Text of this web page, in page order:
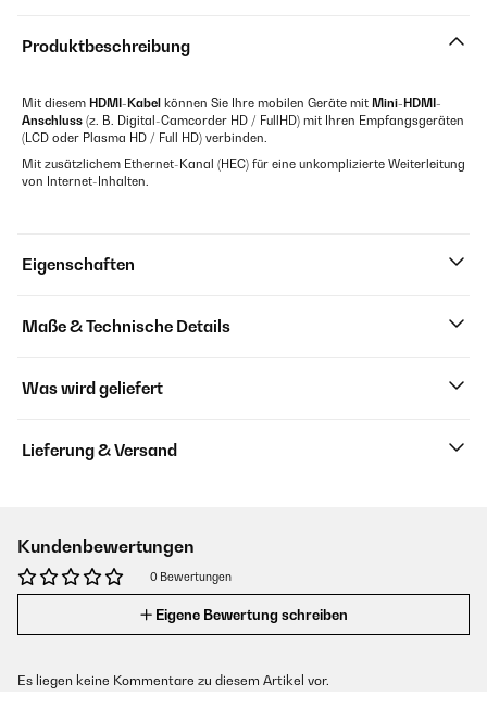
Produktbeschreibung
Mit diesem HDMI-Kabel können Sie Ihre mobilen Geräte mit Mini-HDMI-
Anschluss (z. B. Digital-Camcorder HD / FullHD) mit Ihren Empfangsgeräten
(LCD oder Plasma HD / Full HD) verbinden.
Mit zusätzlichem Ethernet-Kanal (HEC) für eine unkomplizierte Weiterleitung
von Internet-Inhalten.
Eigenschaften
Maße & Technische Details
Was wird geliefert
Lieferung & Versand
Kundenbewertungen
0 Bewertungen
Eigene Bewertung schreiben
Es liegen keine Kommentare zu diesem Artikel vor.